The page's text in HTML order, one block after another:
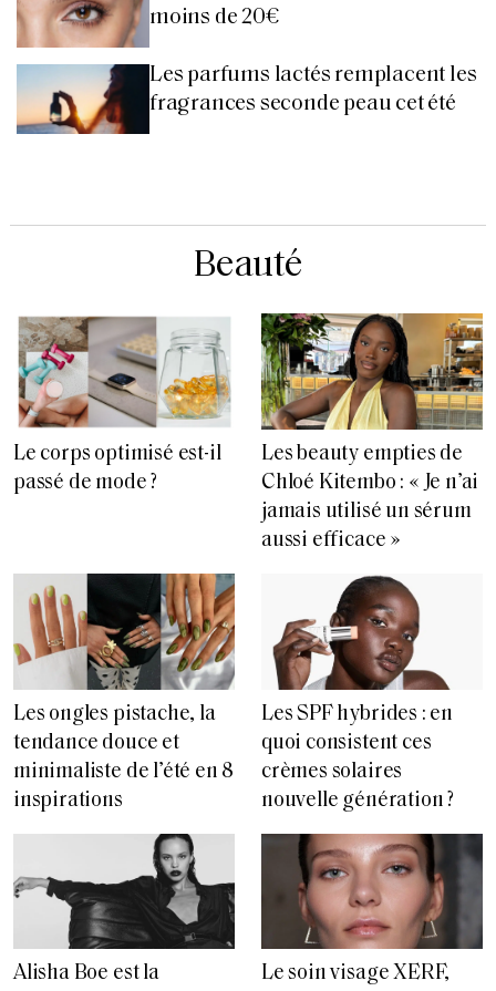
moins de 20€
Les parfums lactés remplacent les
fragrances seconde peau cet été
Beauté
Le corps optimisé est-il
passé de mode ?
Les beauty empties de
Chloé Kitembo : « Je n’ai
jamais utilisé un sérum
aussi efficace »
Les ongles pistache, la
tendance douce et
minimaliste de l’été en 8
inspirations
Les SPF hybrides : en
quoi consistent ces
crèmes solaires
nouvelle génération ?
Alisha Boe est la
Le soin visage XERF,